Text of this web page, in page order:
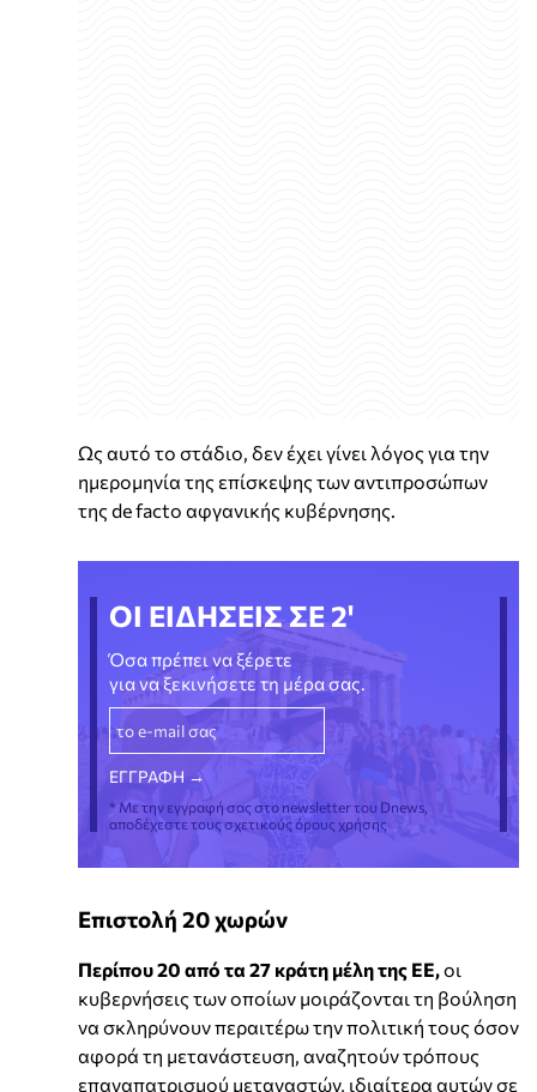
Ως αυτό το στάδιο, δεν έχει γίνει λόγος για την
ημερομηνία της επίσκεψης των αντιπροσώπων
της de facto αφγανικής κυβέρνησης.
ΟΙ ΕΙΔΗΣΕΙΣ ΣΕ 2'
Όσα πρέπει να ξέρετε
για να ξεκινήσετε τη μέρα σας.
* Με την εγγραφή σας στο newsletter του Dnews,
αποδέχεστε τους σχετικούς όρους χρήσης
Επιστολή 20 χωρών
Περίπου 20 από τα 27 κράτη μέλη της ΕΕ,οι
κυβερνήσεις των οποίων μοιράζονται τη βούληση
να σκληρύνουν περαιτέρω την πολιτική τους όσον
αφορά τη μετανάστευση, αναζητούν τρόπους
επαναπατρισμού μεταναστών, ιδιαίτερα αυτών σε